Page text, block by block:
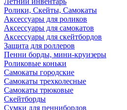
Ролики, Скейты, Самокаты
Аксессуары для роликов
Аксессуары для самокатов
Аксессуары для скейтбордов
Защита для роллеров
Пенни борды, мини-круизеры
Роликовые коньки
Самокаты городские
Самокаты трехколесные
Самокаты трюковые
Скейтборды
Сумки для пеннибордов